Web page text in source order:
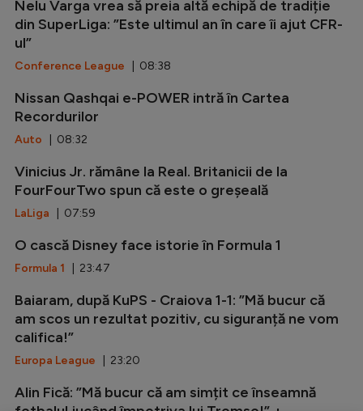
Nelu Varga vrea să preia altă echipă de tradiție
din SuperLiga: ”Este ultimul an în care îi ajut CFR-
ul”
Conference League | 08:38
Nissan Qashqai e-POWER intră în Cartea
Recordurilor
Auto | 08:32
Vinicius Jr. rămâne la Real. Britanicii de la
FourFourTwo spun că este o greșeală
LaLiga | 07:59
O cască Disney face istorie în Formula 1
Formula 1 | 23:47
Baiaram, după KuPS - Craiova 1-1: ”Mă bucur că
am scos un rezultat pozitiv, cu siguranță ne vom
califica!”
Europa League | 23:20
Alin Fică: ”Mă bucur că am simțit ce înseamnă